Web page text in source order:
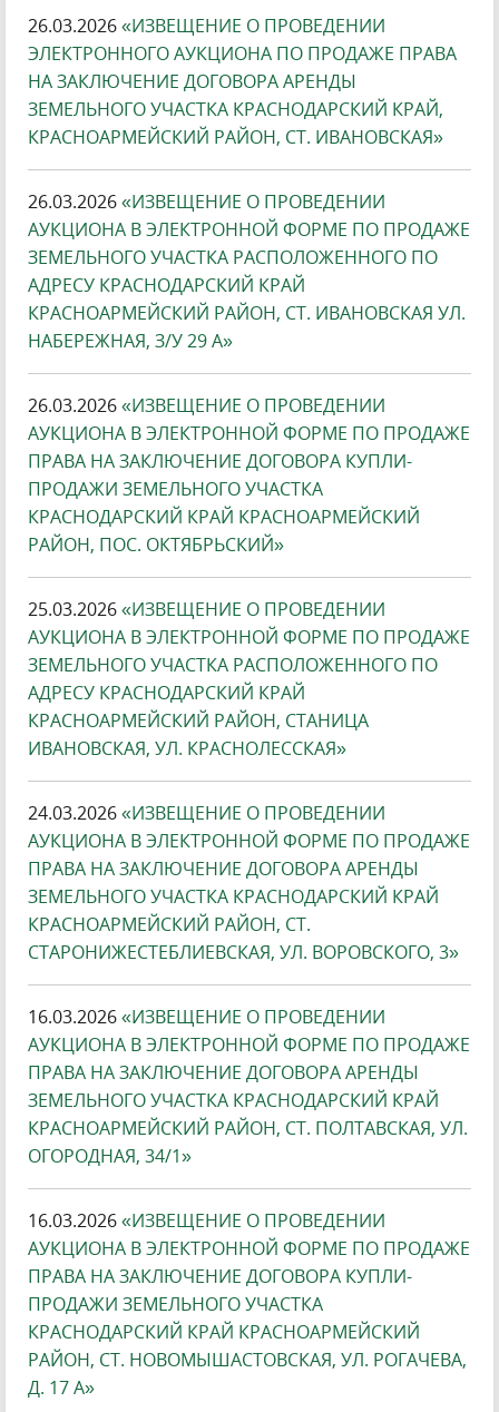
26.03.2026«ИЗВЕЩЕНИЕ О ПРОВЕДЕНИИ
ЭЛЕКТРОННОГО АУКЦИОНА ПО ПРОДАЖЕ ПРАВА
НА ЗАКЛЮЧЕНИЕ ДОГОВОРА АРЕНДЫ
ЗЕМЕЛЬНОГО УЧАСТКА КРАСНОДАРСКИЙ КРАЙ,
КРАСНОАРМЕЙСКИЙ РАЙОН, СТ. ИВАНОВСКАЯ»
26.03.2026«ИЗВЕЩЕНИЕ О ПРОВЕДЕНИИ
АУКЦИОНА В ЭЛЕКТРОННОЙ ФОРМЕ ПО ПРОДАЖЕ
ЗЕМЕЛЬНОГО УЧАСТКА РАСПОЛОЖЕННОГО ПО
АДРЕСУ КРАСНОДАРСКИЙ КРАЙ
КРАСНОАРМЕЙСКИЙ РАЙОН, СТ. ИВАНОВСКАЯ УЛ.
НАБЕРЕЖНАЯ, З/У 29 А»
26.03.2026«ИЗВЕЩЕНИЕ О ПРОВЕДЕНИИ
АУКЦИОНА В ЭЛЕКТРОННОЙ ФОРМЕ ПО ПРОДАЖЕ
ПРАВА НА ЗАКЛЮЧЕНИЕ ДОГОВОРА КУПЛИ-
ПРОДАЖИ ЗЕМЕЛЬНОГО УЧАСТКА
КРАСНОДАРСКИЙ КРАЙ КРАСНОАРМЕЙСКИЙ
РАЙОН, ПОС. ОКТЯБРЬСКИЙ»
25.03.2026«ИЗВЕЩЕНИЕ О ПРОВЕДЕНИИ
АУКЦИОНА В ЭЛЕКТРОННОЙ ФОРМЕ ПО ПРОДАЖЕ
ЗЕМЕЛЬНОГО УЧАСТКА РАСПОЛОЖЕННОГО ПО
АДРЕСУ КРАСНОДАРСКИЙ КРАЙ
КРАСНОАРМЕЙСКИЙ РАЙОН, СТАНИЦА
ИВАНОВСКАЯ, УЛ. КРАСНОЛЕССКАЯ»
24.03.2026«ИЗВЕЩЕНИЕ О ПРОВЕДЕНИИ
АУКЦИОНА В ЭЛЕКТРОННОЙ ФОРМЕ ПО ПРОДАЖЕ
ПРАВА НА ЗАКЛЮЧЕНИЕ ДОГОВОРА АРЕНДЫ
ЗЕМЕЛЬНОГО УЧАСТКА КРАСНОДАРСКИЙ КРАЙ
КРАСНОАРМЕЙСКИЙ РАЙОН, СТ.
СТАРОНИЖЕСТЕБЛИЕВСКАЯ, УЛ. ВОРОВСКОГО, 3»
16.03.2026«ИЗВЕЩЕНИЕ О ПРОВЕДЕНИИ
АУКЦИОНА В ЭЛЕКТРОННОЙ ФОРМЕ ПО ПРОДАЖЕ
ПРАВА НА ЗАКЛЮЧЕНИЕ ДОГОВОРА АРЕНДЫ
ЗЕМЕЛЬНОГО УЧАСТКА КРАСНОДАРСКИЙ КРАЙ
КРАСНОАРМЕЙСКИЙ РАЙОН, СТ. ПОЛТАВСКАЯ, УЛ.
ОГОРОДНАЯ, 34/1»
16.03.2026«ИЗВЕЩЕНИЕ О ПРОВЕДЕНИИ
АУКЦИОНА В ЭЛЕКТРОННОЙ ФОРМЕ ПО ПРОДАЖЕ
ПРАВА НА ЗАКЛЮЧЕНИЕ ДОГОВОРА КУПЛИ-
ПРОДАЖИ ЗЕМЕЛЬНОГО УЧАСТКА
КРАСНОДАРСКИЙ КРАЙ КРАСНОАРМЕЙСКИЙ
РАЙОН, СТ. НОВОМЫШАСТОВСКАЯ, УЛ. РОГАЧЕВА,
Д. 17 А»